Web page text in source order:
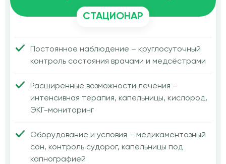
СТАЦИОНАР
Постоянное наблюдение – круглосуточный
контроль состояния врачами и медсёстрами
Расширенные возможности лечения –
интенсивная терапия, капельницы, кислород,
ЭКГ-мониторинг
Оборудование и условия – медикаментозный
сон, контроль судорог, капельницы под
капнографией